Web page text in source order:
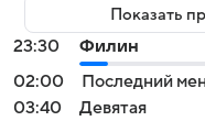
Показать
23:30
Филин
02:00
Последний
03:40
Девятая